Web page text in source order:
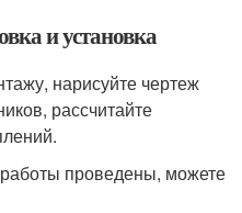
и установка
нарисуйте чертеж
рассчитайте
проведены, можете